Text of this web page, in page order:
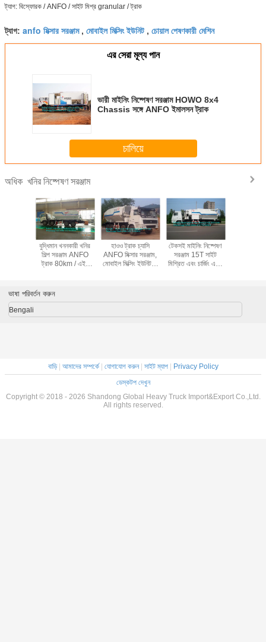
ট্যাগ: বিস্ফোরক / ANFO / সাইট মিশ্র granular / ট্রাক
ট্যাগ: anfo মিক্সার সরঞ্জাম, মোবাইল মিক্সিং ইউনিট, চোয়াল পেষণকারী মেশিন
এর সেরা মূল্য পান
ভারী মাইনিং নিষ্পেষণ সরঞ্জাম HOWO 8x4
Chassis সঙ্গে ANFO ইমালসন ট্রাক
চালিয়ে
অধিক খনির নিষ্পেষণ সরঞ্জাম
বুদ্ধিমান খননকারী খনির
শিল্প সরঞ্জাম ANFO
ট্রাক 80km / এইচ
হাওও ট্রাক চ্যাসি
ANFO মিক্সার সরঞ্জাম,
মোবাইল মিক্সিং ইউনিট 8
টেকসই মাইনিং নিষ্পেষণ
সরঞ্জাম 15T সাইট
মিশ্রিত এবং চার্জিং এফো
ভাষা পরিবর্তন করুন
Bengali
বাড়ি| আমাদের সম্পর্কে| যোগাযোগ করুন| সাইট ম্যাপ|
Privacy Policy
ডেস্কটপ দেখুন
Copyright © 2018 - 2026 Shandong Global Heavy Truck Import&Export Co.,Ltd.
All rights reserved.